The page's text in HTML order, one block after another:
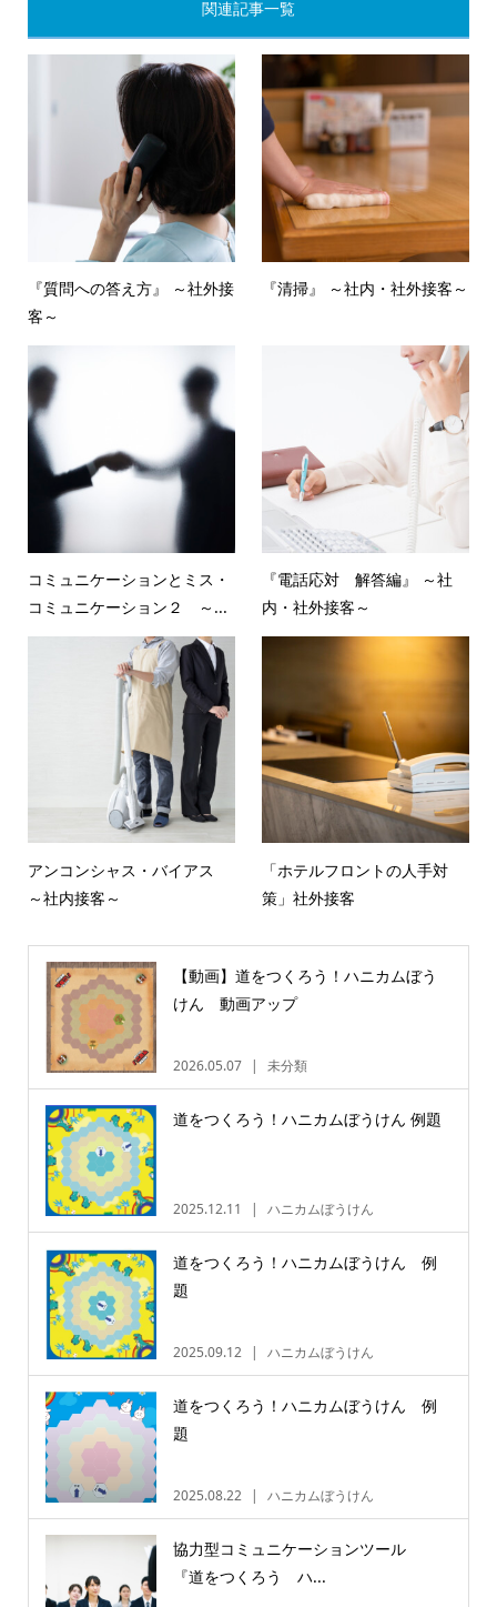
関連記事一覧
『質問への答え方』 ～社外接
客～
『清掃』 ～社内・社外接客～
コミュニケーションとミス・
コミュニケーション２ ～...
『電話応対 解答編』 ～社
内・社外接客～
アンコンシャス・バイアス
～社内接客～
「ホテルフロントの人手対
策」社外接客
【動画】道をつくろう！ハニカムぼう
けん 動画アップ
2026.05.07 未分類
道をつくろう！ハニカムぼうけん 例題
2025.12.11 ハニカムぼうけん
道をつくろう！ハニカムぼうけん 例
題
2025.09.12 ハニカムぼうけん
道をつくろう！ハニカムぼうけん 例
題
2025.08.22 ハニカムぼうけん
協力型コミュニケーションツール
『道をつくろう ハ...